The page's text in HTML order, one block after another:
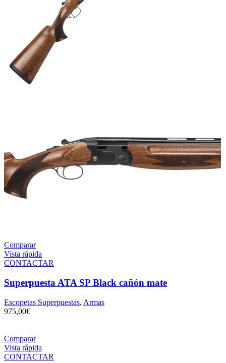
Comparar
Vista rápida
CONTACTAR
Superpuesta ATA SP Black cañón mate
Escopetas Superpuestas, Armas
975,00€
Comparar
Vista rápida
CONTACTAR